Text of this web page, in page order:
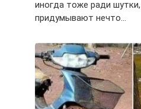
иногда тоже ради
придумывают нечто…